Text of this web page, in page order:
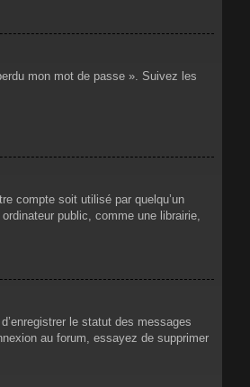
mon mot de passe ». Suivez les
compte soit utilisé par quelqu’un
public, comme une librairie,
le statut des messages
au forum, essayez de supprimer